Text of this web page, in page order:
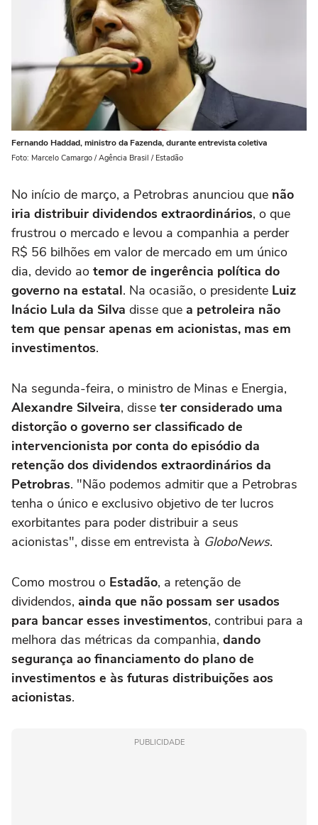
Fernando Haddad, ministro da Fazenda, durante entrevista coletiva
Foto: Marcelo Camargo / Agência Brasil / Estadão
No início de março, a Petrobras anunciou que não
iria distribuir dividendos extraordinários, o que
frustrou o mercado e levou a companhia a perder
R$ 56 bilhões em valor de mercado em um único
dia, devido ao temor de ingerência política do
governo na estatal. Na ocasião, o presidente Luiz
Inácio Lula da Silva disse que a petroleira não
tem que pensar apenas em acionistas, mas em
investimentos.
Na segunda-feira, o ministro de Minas e Energia,
Alexandre Silveira, disse ter considerado uma
distorção o governo ser classificado de
intervencionista por conta do episódio da
retenção dos dividendos extraordinários da
Petrobras. "Não podemos admitir que a Petrobras
tenha o único e exclusivo objetivo de ter lucros
exorbitantes para poder distribuir a seus
acionistas", disse em entrevista à GloboNews.
Como mostrou o Estadão, a retenção de
dividendos, ainda que não possam ser usados
para bancar esses investimentos, contribui para a
melhora das métricas da companhia, dando
segurança ao financiamento do plano de
investimentos e às futuras distribuições aos
acionistas.
PUBLICIDADE